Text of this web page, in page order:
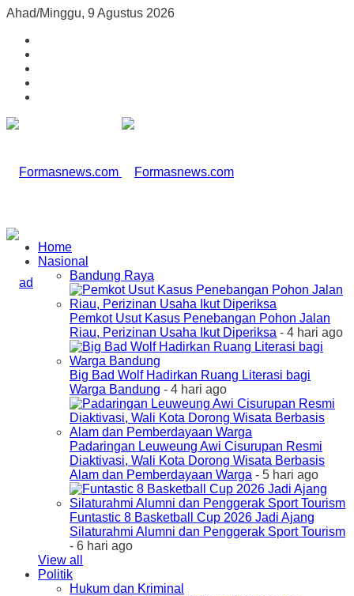
Ahad/Minggu, 9 Agustus 2026
Home
Nasional
Bandung Raya
Pemkot Usut Kasus Penebangan Pohon Jalan
Riau, Perizinan Usaha Ikut Diperiksa - 4 hari ago
Big Bad Wolf Hadirkan Ruang Literasi bagi
Warga Bandung - 4 hari ago
Padaringan Leuweung Awi Cisurupan Resmi
Diaktivasi, Wali Kota Dorong Wisata Berbasis
Alam dan Pemberdayaan Warga - 5 hari ago
Funtastic 8 Basketball Cup 2026 Jadi Ajang
Silaturahmi Alumni dan Penggerak Sport Tourism
- 6 hari ago
View all
Politik
Hukum dan Kriminal